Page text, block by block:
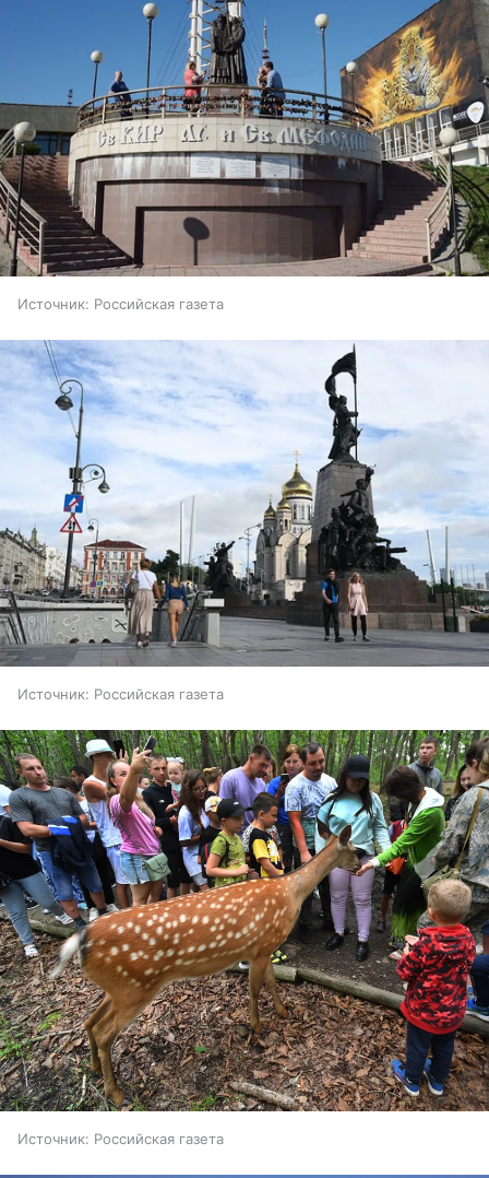
Источник: Российская газета
Источник: Российская газета
Источник: Российская газета